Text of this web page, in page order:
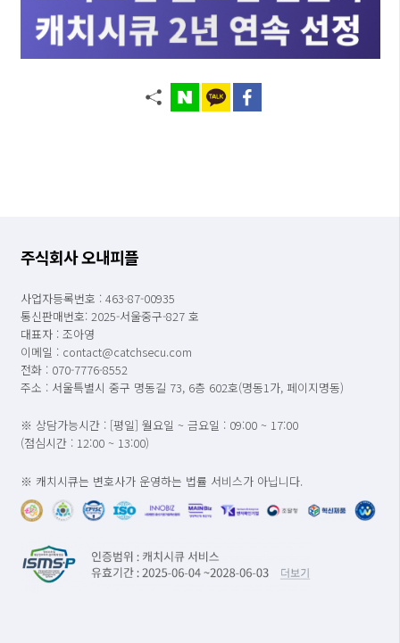
주식회사 오내피플
사업자등록번호 : 463-87-00935
통신판매번호: 2025-서울중구-827 호
대표자 : 조아영
이메일 : contact@catchsecu.com
전화 : 070-7776-8552
주소 : 서울특별시 중구 명동길 73, 6층 602호(명동1가, 페이지명동)
※ 상담가능시간 : [평일] 월요일 ~ 금요일 : 09:00 ~ 17:00
(점심시간 : 12:00 ~ 13:00)
※ 캐치시큐는 변호사가 운영하는 법률 서비스가 아닙니다.